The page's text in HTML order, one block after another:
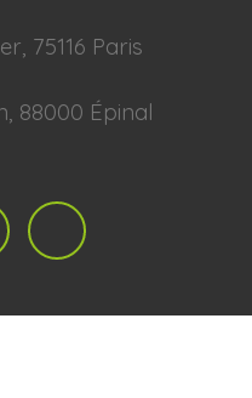
75116 Paris
88000 Épinal